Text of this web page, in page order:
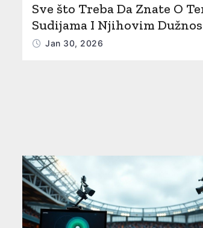
Sve što Treba Da Znate O
Sudijama I Njihovim
Jan 30, 2026